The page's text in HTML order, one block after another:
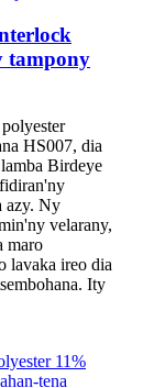
tampony
HS007, dia
Birdeye
azy. Ny
velarany,
maro
lavaka ireo dia
Ity